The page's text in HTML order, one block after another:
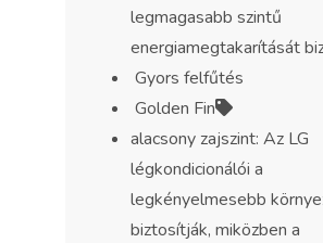
legmagasabb szintű
energiamegtakarítását
Gyors felfűtés
Golden Fin
alacsony zajszint: Az LG
légkondicionálói a
legkényelmesebb
biztosítják, miközben a